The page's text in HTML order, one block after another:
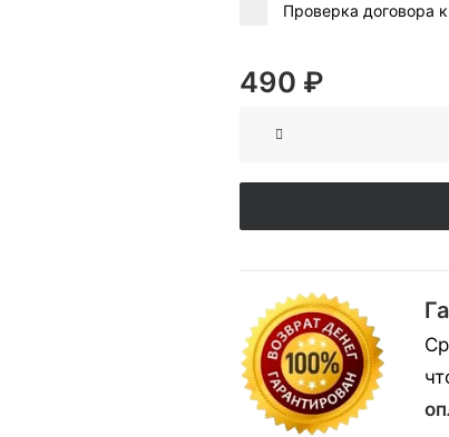
Проверка договора
490 ₽
Проверка
онлайн